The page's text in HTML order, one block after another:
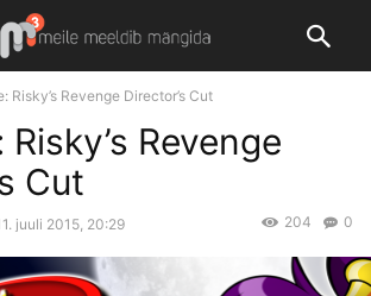
Risky’s Revenge Director’s Cut
Revenge
Cut
juuli 2015, 20:29 0
204